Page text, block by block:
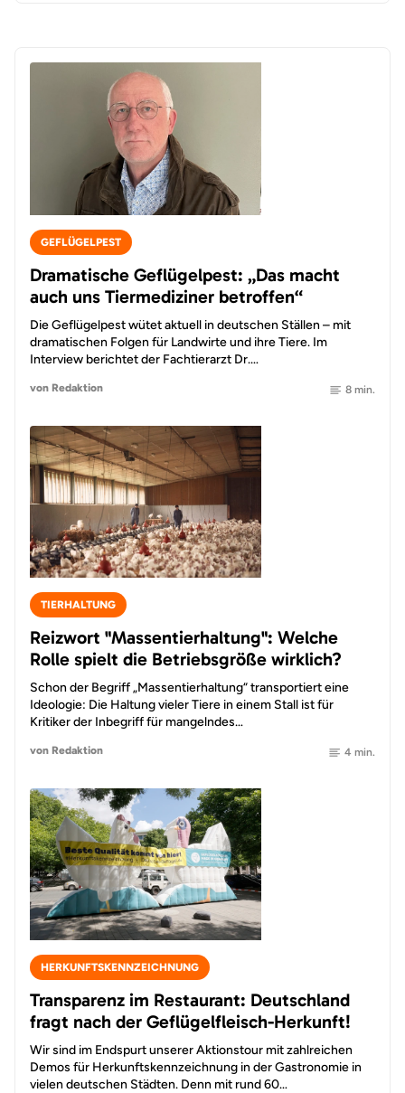
GEFLÜGELPEST
Dramatische Geflügelpest: „Das macht
auch uns Tiermediziner betroffen“
Die Geflügelpest wütet aktuell in deutschen Ställen – mit
dramatischen Folgen für Landwirte und ihre Tiere. Im
Interview berichtet der Fachtierarzt Dr.…
von Redaktion 8 min.
TIERHALTUNG
Reizwort "Massentierhaltung": Welche
Rolle spielt die Betriebsgröße wirklich?
Schon der Begriff „Massentierhaltung“ transportiert eine
Ideologie: Die Haltung vieler Tiere in einem Stall ist für
Kritiker der Inbegriff für mangelndes…
von Redaktion 4 min.
HERKUNFTSKENNZEICHNUNG
Transparenz im Restaurant: Deutschland
fragt nach der Geflügelfleisch-Herkunft!
Wir sind im Endspurt unserer Aktionstour mit zahlreichen
Demos für Herkunftskennzeichnung in der Gastronomie in
vielen deutschen Städten. Denn mit rund 60…